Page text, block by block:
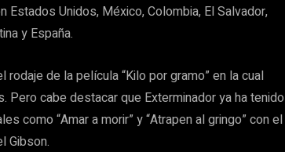
Unidos, México, Colombia, El Salvador,
y España.
de la película “Kilo por gramo” en la cual
Pero cabe destacar que Exterminador ya ha tenido
como “Amar a morir” y “Atrapen al gringo” con el
Gibson.